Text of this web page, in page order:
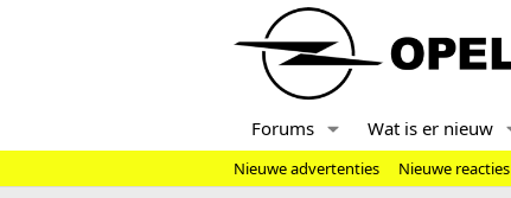
Forums Wat is er nieuw
Nieuwe advertenties Nieuwe reacties